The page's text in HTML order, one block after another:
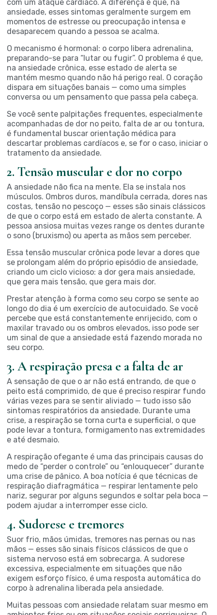
com um ataque cardíaco. A diferença é que, na
ansiedade, esses sintomas geralmente surgem em
momentos de estresse ou preocupação intensa e
desaparecem quando a pessoa se acalma.
O mecanismo é hormonal: o corpo libera adrenalina,
preparando-se para “lutar ou fugir”. O problema é que,
na ansiedade crônica, esse estado de alerta se
mantém mesmo quando não há perigo real. O coração
dispara em situações banais — como uma simples
conversa ou um pensamento que passa pela cabeça.
Se você sente palpitações frequentes, especialmente
acompanhadas de dor no peito, falta de ar ou tontura,
é fundamental buscar orientação médica para
descartar problemas cardíacos e, se for o caso, iniciar o
tratamento da ansiedade.
2. Tensão muscular e dor no corpo
A ansiedade não fica na mente. Ela se instala nos
músculos. Ombros duros, mandíbula cerrada, dores nas
costas, tensão no pescoço — esses são sinais clássicos
de que o corpo está em estado de alerta constante. A
pessoa ansiosa muitas vezes range os dentes durante
o sono (bruxismo) ou aperta as mãos sem perceber.
Essa tensão muscular crônica pode levar a dores que
se prolongam além do próprio episódio de ansiedade,
criando um ciclo vicioso: a dor gera mais ansiedade,
que gera mais tensão, que gera mais dor.
Prestar atenção à forma como seu corpo se sente ao
longo do dia é um exercício de autocuidado. Se você
percebe que está constantemente enrijecido, com o
maxilar travado ou os ombros elevados, isso pode ser
um sinal de que a ansiedade está fazendo morada no
seu corpo.
3. A respiração presa e a falta de ar
A sensação de que o ar não está entrando, de que o
peito está comprimido, de que é preciso respirar fundo
várias vezes para se sentir aliviado — tudo isso são
sintomas respiratórios da ansiedade. Durante uma
crise, a respiração se torna curta e superficial, o que
pode levar a tontura, formigamento nas extremidades
e até desmaio.
A respiração ofegante é uma das principais causas do
medo de “perder o controle” ou “enlouquecer” durante
uma crise de pânico. A boa notícia é que técnicas de
respiração diafragmática — respirar lentamente pelo
nariz, segurar por alguns segundos e soltar pela boca —
podem ajudar a interromper esse ciclo.
4. Sudorese e tremores
Suor frio, mãos úmidas, tremores nas pernas ou nas
mãos — esses são sinais físicos clássicos de que o
sistema nervoso está em sobrecarga. A sudorese
excessiva, especialmente em situações que não
exigem esforço físico, é uma resposta automática do
corpo à adrenalina liberada pela ansiedade.
Muitas pessoas com ansiedade relatam suar mesmo em